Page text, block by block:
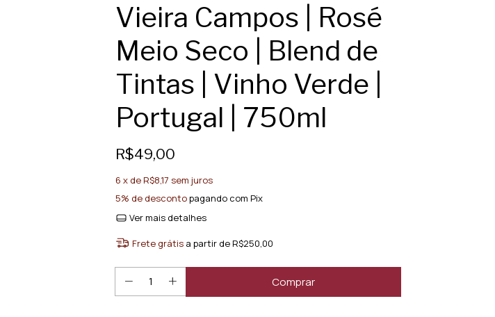
Vieira Campos | Rosé
Meio Seco | Blend de
Tintas | Vinho Verde |
Portugal | 750ml
R$49,00
6 x deR$8,17 sem juros
5% de descontopagando com Pix
Ver mais detalhes
Frete grátis a partir deR$250,00